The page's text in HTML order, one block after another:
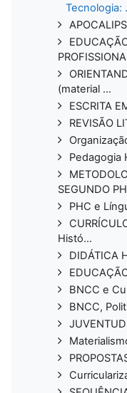
Tecnologia:
(material ...
ESCRITA
REVISÃO
Pedagogia
SEGUNDO
PHC e
Histó...
DIDÁTICA
BNCC e
BNCC,